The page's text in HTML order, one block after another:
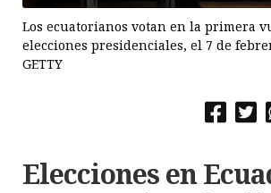
Los ecuatorianos votan en la primera
elecciones presidenciales, el 7 de
GETTY
Elecciones en